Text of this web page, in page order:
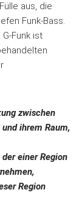
aus, die
Funk-Bass.
Funk ist
zwischen
ihrem Raum,
der einer Region
Region